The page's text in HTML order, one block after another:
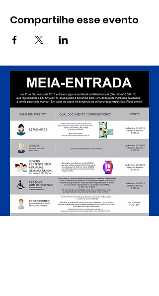
Compartilhe esse evento